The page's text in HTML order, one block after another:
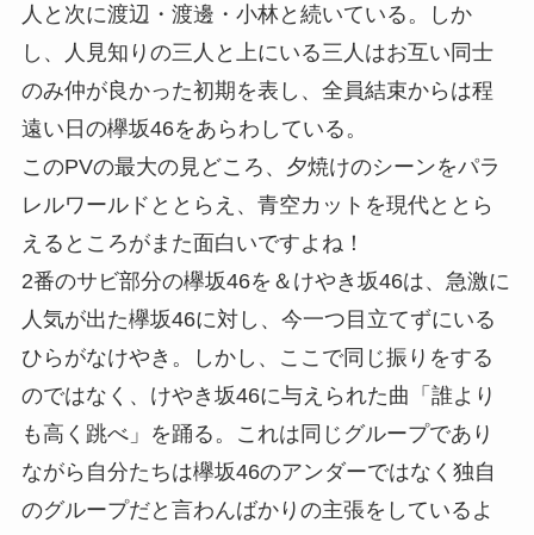
人と次に渡辺・渡邊・小林と続いている。しか
し、人見知りの三人と上にいる三人はお互い同士
のみ仲が良かった初期を表し、全員結束からは程
遠い日の欅坂46をあらわしている。
このPVの最大の見どころ、夕焼けのシーンをパラ
レルワールドととらえ、青空カットを現代ととら
えるところがまた面白いですよね！
2番のサビ部分の欅坂46を＆けやき坂46は、急激に
人気が出た欅坂46に対し、今一つ目立てずにいる
ひらがなけやき。しかし、ここで同じ振りをする
のではなく、けやき坂46に与えられた曲「誰より
も高く跳べ」を踊る。これは同じグループであり
ながら自分たちは欅坂46のアンダーではなく独自
のグループだと言わんばかりの主張をしているよ